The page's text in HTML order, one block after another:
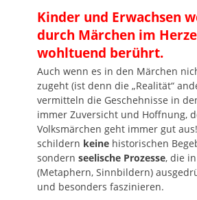
Kinder und Erwachsen
durch Märchen im
wohltuend berührt.
Auch wenn es in den Märchen
zugeht (ist denn die „Realität“
vermitteln die Geschehnisse in
immer Zuversicht und Hoffnung,
Volksmärchen geht immer gut
schildern keine historischen
sondern seelische Prozesse, die
(Metaphern, Sinnbildern)
und besonders faszinieren.